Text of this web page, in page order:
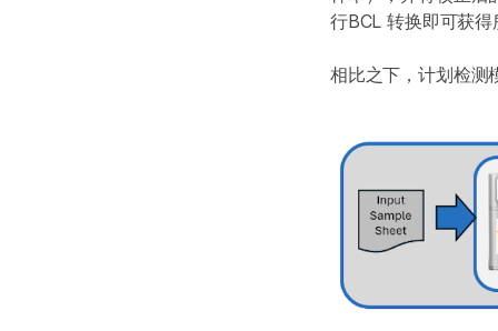
行BCL 转换即可获得
相比之下，计划检测